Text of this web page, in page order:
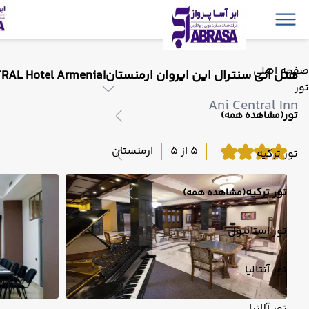
صفحه اصلی
تور
تور(مشاهده همه)
تور ترکیه
تور ترکیه(مشاهده همه)
تور استانبول
تور آنتالیا
هتل آنی سنترال این ایروان ارمنستان|ANI CENTRAL Hotel Armenia
Ani Central Inn
5 از 5 ارمنستان